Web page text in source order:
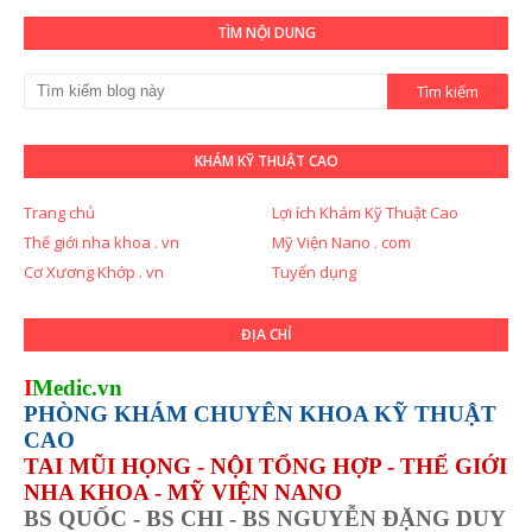
TÌM NỘI DUNG
KHÁM KỸ THUẬT CAO
Trang chủ
Lợi ích Khám Kỹ Thuật Cao
Thế giới nha khoa . vn
Mỹ Viện Nano . com
Cơ Xương Khớp . vn
Tuyển dụng
ĐỊA CHỈ
IMedic.vn
PHÒNG KHÁM CHUYÊN KHOA KỸ THUẬT
CAO
TAI MŨI HỌNG - NỘI TỔNG HỢP - THẾ GIỚI
NHA KHOA - MỸ VIỆN NANO
BS QUỐC - BS CHI - BS NGUYỄN ĐẶNG DUY